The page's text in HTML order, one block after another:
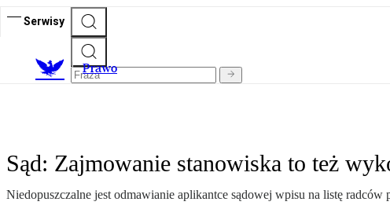
Serwisy
Prawo
Sąd: Zajmowanie stanowiska to też
Niedopuszczalne jest odmawianie aplikantce sądowej wpisu na listę